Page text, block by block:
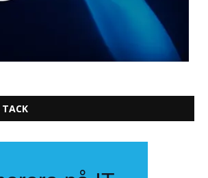
TACK